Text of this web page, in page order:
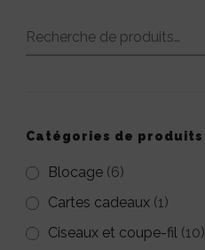
Recherche
Catégories de produits
Blocage (6)
Cartes cadeaux (1)
Ciseaux et coupe-fil (10)